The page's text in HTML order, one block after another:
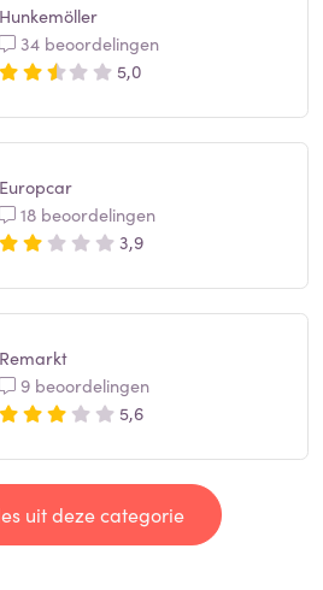
Hunkemöller
34 beoordelingen
5,0
Europcar
18 beoordelingen
3,9
Remarkt
9 beoordelingen
5,6
uit deze categorie